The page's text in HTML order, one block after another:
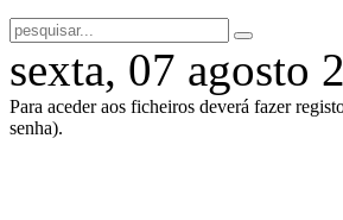
sexta, 07 agosto
Para aceder aos ficheiros deverá fazer
senha).